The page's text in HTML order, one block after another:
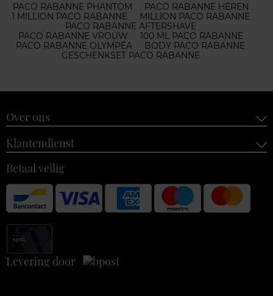
PACO RABANNE PHANTOM
PACO RABANNE HEREN
1 MILLION PACO RABANNE
MILLION PACO RABANNE
PACO RABANNE AFTERSHAVE
PACO RABANNE VROUW
100 ML PACO RABANNE
PACO RABANNE OLYMPÉA
BODY PACO RABANNE
GESCHENKSET PACO RABANNE
Over ons
Klantendienst
Betaal veilig
Levering door